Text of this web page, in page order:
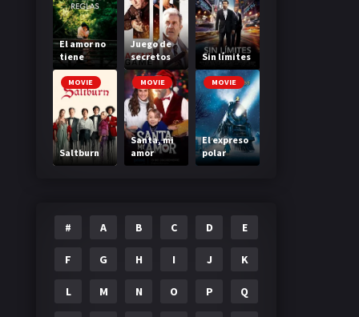
El amor no
tiene
reglas
Juego de
secretos
Sin límites
MOVIE
Saltburn
MOVIE
Santa, mi
amor
MOVIE
El expreso
polar
# A B C D E
F G H I J K
L M N O P Q